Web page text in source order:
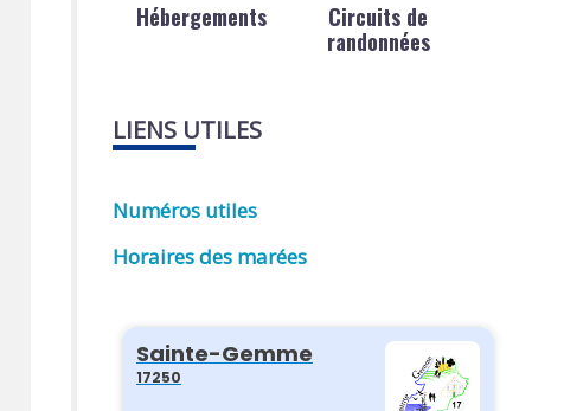
Hébergements
Circuits de
randonnées
LIENS UTILES
Numéros utiles
Horaires des marées